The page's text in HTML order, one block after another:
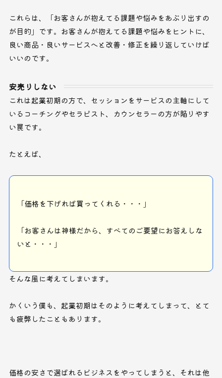
これらは、「お客さんが抱えてる課題や悩みをあぶり出すの
が目的」です。お客さんが抱えてる課題や悩みをヒントに、
良い商品・良いサービスへと改善・修正を繰り返していけば
いいのです。
安売りしない
これは起業初期の方で、セッションをサービスの主軸にして
いるコーチングやセラピスト、カウンセラーの方が陥りやす
い罠です。
たとえば、
「価格を下げれば買ってくれる・・・」
「お客さんは神様だから、すべてのご要望にお答えしな
いと・・・」
そんな風に考えてしまいます。
かくいう僕も、起業初期はそのように考えてしまって、とて
も疲弊したこともあります。
価格の安さで選ばれるビジネスをやってしまうと、それは他